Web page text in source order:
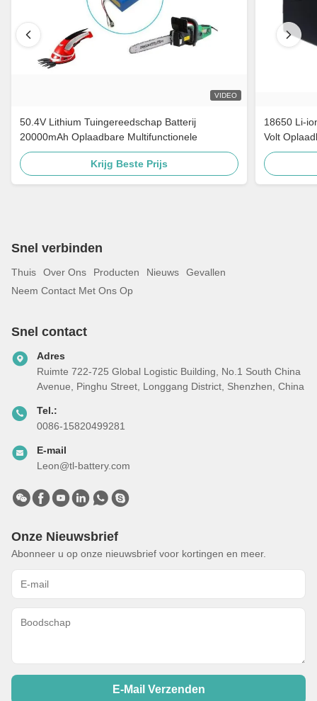
VIDEO
50.4V Lithium Tuingereedschap Batterij
20000mAh Oplaadbare Multifunctionele
Krijg Beste Prijs
18650 Li-
Volt
Snel verbinden
Thuis Over Ons Producten Nieuws
Gevallen
Neem Contact Met Ons Op
Snel contact
Adres
Ruimte 722-725 Global Logistic Building, No.1 South China
Avenue, Pinghu Street, Longgang District, Shenzhen, China
Tel.:
0086-15820499281
E-mail
Leon@tl-battery.com
Onze Nieuwsbrief
Abonneer u op onze nieuwsbrief voor kortingen en meer.
E-Mail Verzenden